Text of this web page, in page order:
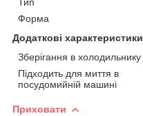
Форма
Додаткові характеристики
Зберігання в холодильнику
Підходить для миття в
посудомийній машині
Приховати